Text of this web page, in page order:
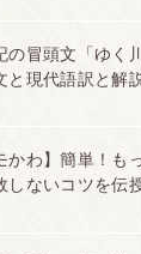
の冒頭文「ゆく
と現代語訳と解
かわ】簡単！も
しないコツを伝